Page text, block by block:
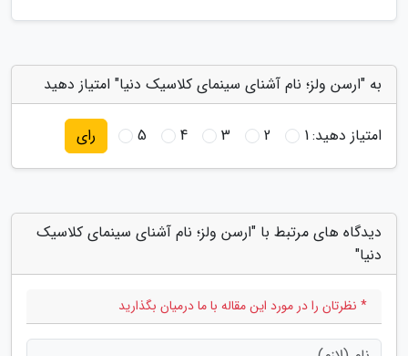
به "ارسن ولز؛ نام آشنای سینمای کلاسیک دنیا" امتیاز دهید
امتیاز دهید:1
2
3
4
5 رای
دیدگاه های مرتبط با "ارسن ولز؛ نام آشنای سینمای کلاسیک
دنیا"
* نظرتان را در مورد این مقاله با ما درمیان بگذارید